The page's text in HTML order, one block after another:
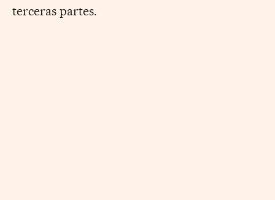
terceras partes.